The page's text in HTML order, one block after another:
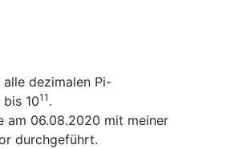
dezimalen Pi-
1011 .
am 06.08.2020 mit meiner
durchgeführt.